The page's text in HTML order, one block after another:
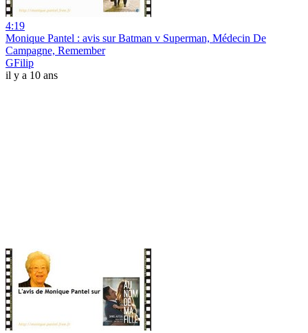
4:19
Monique Pantel : avis sur Batman v Superman, Médecin De
Campagne, Remember
GFilip
il y a 10 ans